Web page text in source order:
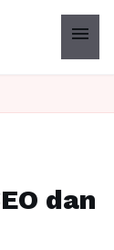
menu
dan